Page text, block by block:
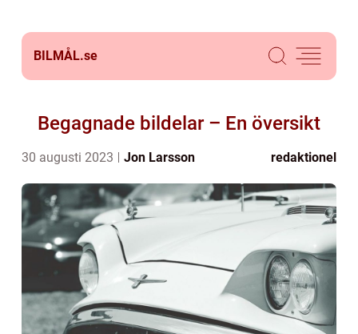
BILMÅL.se
Begagnade bildelar – En översikt
30 augusti 2023 Jon Larsson redaktionel